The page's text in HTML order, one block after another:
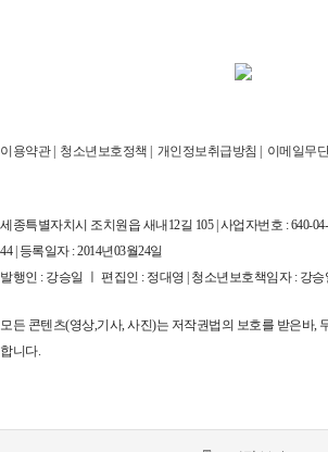
이용약관| 청소년보호정책 개인정보취급방침 이메일무
세종특별자치시 조치원읍 새내12길 105 | 사업자번호 : 640-
44 | 등록일자 : 2014년03월24일
발행인 : 강승일 ㅣ 편집인 : 정대영 | 청소년보호책임자 : 강승
모든 콘텐츠(영상,기사, 사진)는 저작권법의 보호를 받은바,
합니다.